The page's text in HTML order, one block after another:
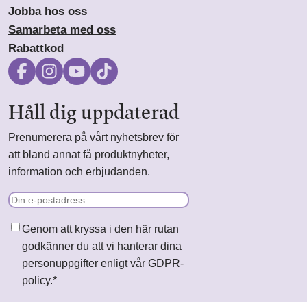
Jobba hos oss
Samarbeta med oss
Rabattkod
Håll dig uppdaterad
Prenumerera på vårt nyhetsbrev för
att bland annat få produktnyheter,
information och erbjudanden.
E-
Samtycke*
Genom att kryssa i den här rutan
godkänner du att vi hanterar dina
personuppgifter enligt vår GDPR-
policy.*